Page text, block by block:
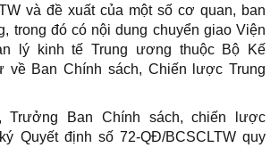
và đề xuất của một số cơ quan, ban
trong đó có nội dung chuyển giao Viện
lý kinh tế Trung ương thuộc Bộ Kế
về Ban Chính sách, Chiến lược Trung
Trưởng Ban Chính sách, chiến lược
Quyết định số 72-QĐ/BCSCLTW quy